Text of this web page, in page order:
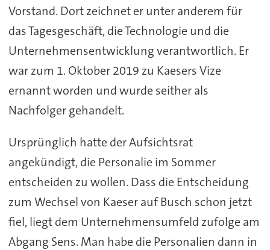
Vorstand. Dort zeichnet er unter anderem für
das Tagesgeschäft, die Technologie und die
Unternehmensentwicklung verantwortlich. Er
war zum 1. Oktober 2019 zu Kaesers Vize
ernannt worden und wurde seither als
Nachfolger gehandelt.
Ursprünglich hatte der Aufsichtsrat
angekündigt, die Personalie im Sommer
entscheiden zu wollen. Dass die Entscheidung
zum Wechsel von Kaeser auf Busch schon jetzt
fiel, liegt dem Unternehmensumfeld zufolge am
Abgang Sens. Man habe die Personalien dann in